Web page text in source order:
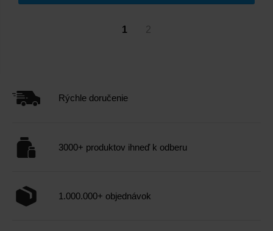
1 2
Rýchle doručenie
3000+ produktov ihneď k odberu
1.000.000+ objednávok